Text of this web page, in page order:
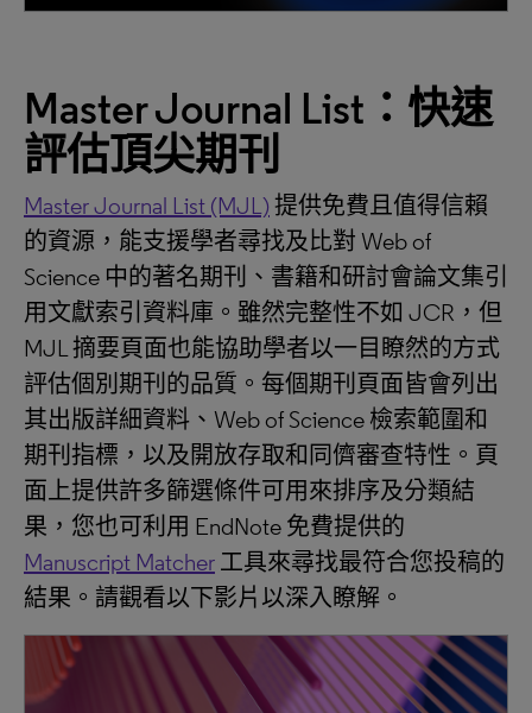
Master Journal List：快速
評估頂尖期刊
Master Journal List (MJL) 提供免費且值得信賴
的資源，能支援學者尋找及比對 Web of
Science 中的著名期刊、書籍和研討會論文集引
用文獻索引資料庫。雖然完整性不如 JCR，但
MJL 摘要頁面也能協助學者以一目瞭然的方式
評估個別期刊的品質。每個期刊頁面皆會列出
其出版詳細資料、Web of Science 檢索範圍和
期刊指標，以及開放存取和同儕審查特性。頁
面上提供許多篩選條件可用來排序及分類結
果，您也可利用 EndNote 免費提供的
Manuscript Matcher 工具來尋找最符合您投稿的
結果。請觀看以下影片以深入瞭解。